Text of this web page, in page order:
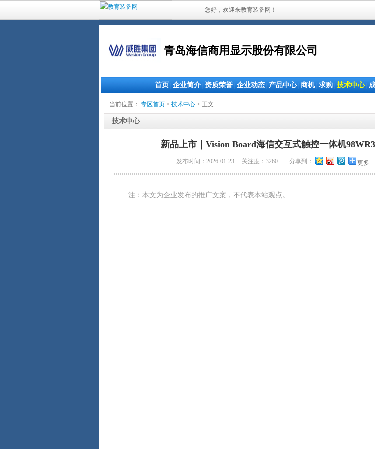
您好，欢迎来教育装备网！
青岛海信商用显示股份有限公司
首页 企业简介 资质荣誉 企业动态 产品中心| 商机| 求购 技术中心|
当前位置： 专区首页 > 技术中心 > 正文
技术中心
新品上市｜Vision Board海信交互式触控一体机
发布时间：2026-01-23 关注度：3260 分享到： 更多
注：本文为企业发布的推广文案，不代表本站观点。